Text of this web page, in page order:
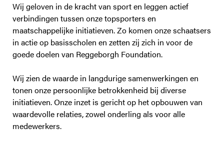
Wij geloven in de kracht van sport en leggen actief
verbindingen tussen onze topsporters en
maatschappelijke initiatieven. Zo komen onze schaatsers
in actie op basisscholen en zetten zij zich in voor de
goede doelen van Reggeborgh Foundation.
Wij zien de waarde in langdurige samenwerkingen en
tonen onze persoonlijke betrokkenheid bij diverse
initiatieven. Onze inzet is gericht op het opbouwen van
waardevolle relaties, zowel onderling als voor alle
medewerkers.